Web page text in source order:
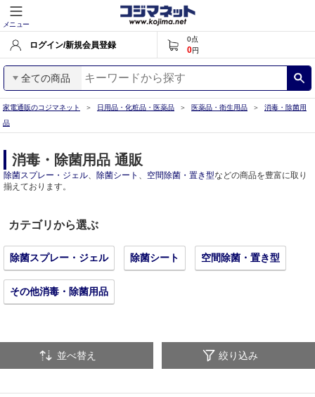
メニュー
ログイン/新規会員登録
0点
0円
全ての商品
家電通販のコジマネット 日用品・化粧品・医薬品 医薬品・衛生用品
消毒・除菌用
品
消毒・除菌用品 通販
除菌スプレー・ジェル、 除菌シート 、 空間除菌・置き型などの商品を豊富に取り
揃えております。
カテゴリから選ぶ
除菌スプレー・ジェル 除菌シート 空間除菌・置き型
その他消毒・除菌用品
並べ替え 絞り込み